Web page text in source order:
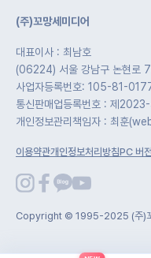
(주)꼬망세미디어
대표이사 : 최남호
(06224) 서울 강남구 논현로
사업자등록번호: 105-81-
통신판매업등록번호 : 제
개인정보관리책임자 : 최훈
이용약관개인정보처리방침PC 버전
Copyright © 1995-2025 (주)